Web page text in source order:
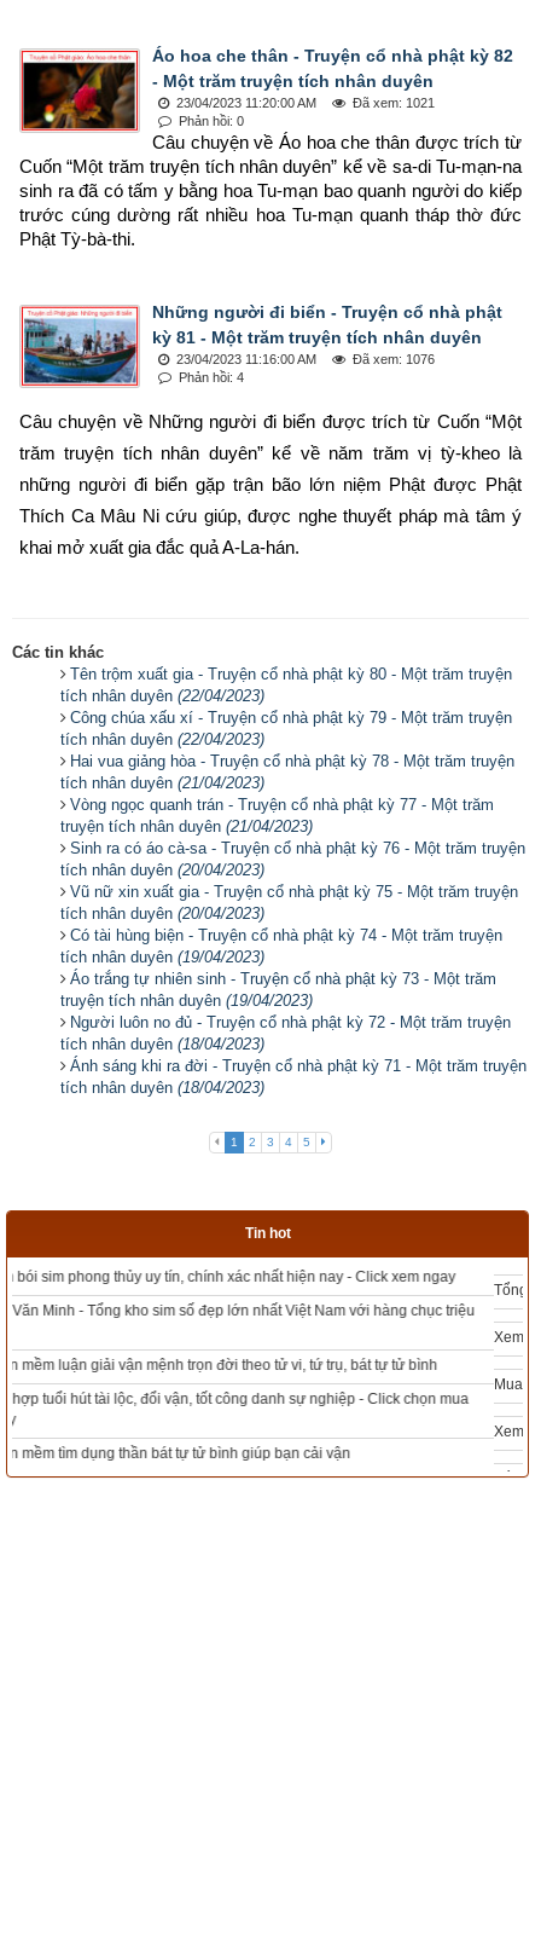
Áo hoa che thân - Truyện cổ nhà phật kỳ 82
- Một trăm truyện tích nhân duyên
23/04/2023 11:20:00 AM
Đã xem: 1021
Phản hồi: 0
Câu chuyện về Áo hoa che thân được trích từ
Cuốn “Một trăm truyện tích nhân duyên” kể về sa-di Tu-mạn-na
sinh ra đã có tấm y bằng hoa Tu-mạn bao quanh người do kiếp
trước cúng dường rất nhiều hoa Tu-mạn quanh tháp thờ đức
Phật Tỳ-bà-thi.
Những người đi biển - Truyện cổ nhà phật
kỳ 81 - Một trăm truyện tích nhân duyên
23/04/2023 11:16:00 AM
Đã xem: 1076
Phản hồi: 4
Câu chuyện về Những người đi biển được trích từ Cuốn “Một
trăm truyện tích nhân duyên” kể về năm trăm vị tỳ-kheo là
những người đi biển gặp trận bão lớn niệm Phật được Phật
Thích Ca Mâu Ni cứu giúp, được nghe thuyết pháp mà tâm ý
khai mở xuất gia đắc quả A-La-hán.
Các tin khác
Tên trộm xuất gia - Truyện cổ nhà phật kỳ 80 - Một trăm truyện
tích nhân duyên (22/04/2023)
Công chúa xấu xí - Truyện cổ nhà phật kỳ 79 - Một trăm truyện
tích nhân duyên (22/04/2023)
Hai vua giảng hòa - Truyện cổ nhà phật kỳ 78 - Một trăm truyện
tích nhân duyên (21/04/2023)
Vòng ngọc quanh trán - Truyện cổ nhà phật kỳ 77 - Một trăm
truyện tích nhân duyên (21/04/2023)
Sinh ra có áo cà-sa - Truyện cổ nhà phật kỳ 76 - Một trăm truyện
tích nhân duyên (20/04/2023)
Vũ nữ xin xuất gia - Truyện cổ nhà phật kỳ 75 - Một trăm truyện
tích nhân duyên (20/04/2023)
Có tài hùng biện - Truyện cổ nhà phật kỳ 74 - Một trăm truyện
tích nhân duyên (19/04/2023)
Áo trắng tự nhiên sinh - Truyện cổ nhà phật kỳ 73 - Một trăm
truyện tích nhân duyên (19/04/2023)
Người luôn no đủ - Truyện cổ nhà phật kỳ 72 - Một trăm truyện
tích nhân duyên (18/04/2023)
Ánh sáng khi ra đời - Truyện cổ nhà phật kỳ 71 - Một trăm truyện
tích nhân duyên (18/04/2023)
1 2 3 4 5
Tin hot
Tổng kho sim phong thủy - Sim hợp tuổi - Sim hợp mệnh giá rẻ nhất thị trường
Mua sim Thần tài, Thần tài theo bạn! Giao sim miễn phí
Xem ngày đẹp - chọn ngày tốt khởi sự theo kinh dịch chính xác nhất
Tổng Kho Sim Năm sinh 0x - 9x - 8x -7x -6x giá rẻ nhất thị trường - Click xem